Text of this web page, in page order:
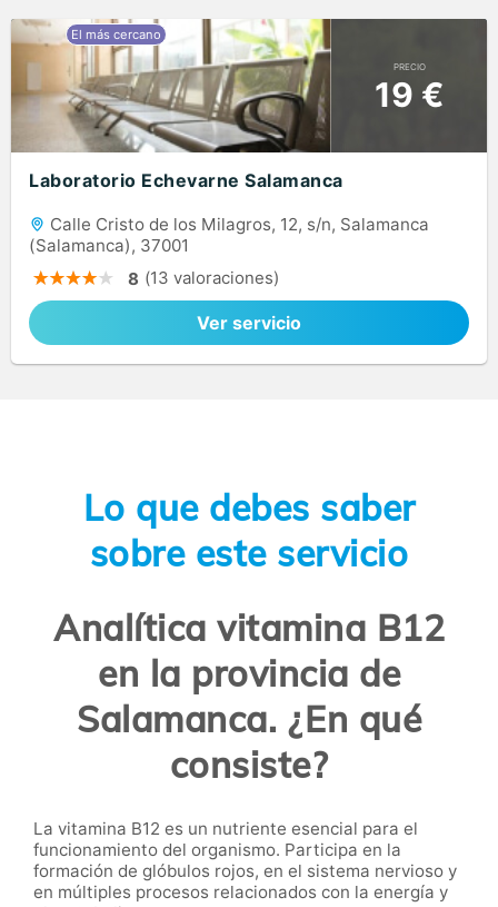
PRECIO
19 €
Laboratorio Echevarne Salamanca
Calle Cristo de los Milagros, 12, s/n, Salamanca
(Salamanca), 37001
8 (13 valoraciones)
Ver servicio
Lo que debes saber
sobre este servicio
Analítica vitamina B12
en la provincia de
Salamanca. ¿En qué
consiste?
La vitamina B12 es un nutriente esencial para el
funcionamiento del organismo. Participa en la
formación de glóbulos rojos, en el sistema nervioso y
en múltiples procesos relacionados con la energía y